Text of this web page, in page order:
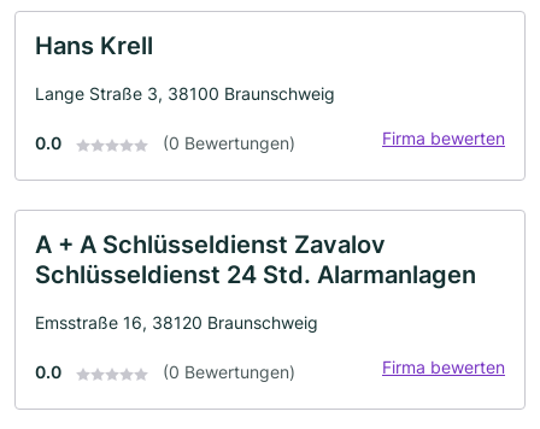
Hans Krell
Lange Straße 3, 38100 Braunschweig
0.0 (0 Bewertungen) Firma bewerten
A + A Schlüsseldienst Zavalov
Schlüsseldienst 24 Std. Alarmanlagen
Emsstraße 16, 38120 Braunschweig
0.0 (0 Bewertungen) Firma bewerten